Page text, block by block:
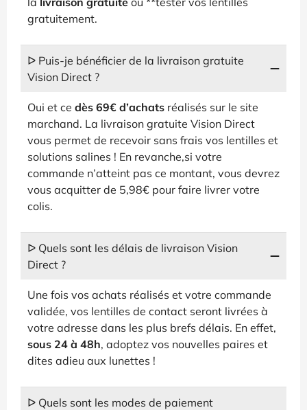
gratuitement.
ᐅ Puis-je bénéficier de la livraison gratuite
Vision Direct ?
Oui et ce dès 69€ d’achats réalisés sur le site
marchand. La livraison gratuite Vision Direct
vous permet de recevoir sans frais vos lentilles et
solutions salines ! En revanche,si votre
commande n’atteint pas ce montant, vous devrez
vous acquitter de 5,98€ pour faire livrer votre
colis.
ᐅ Quels sont les délais de livraison Vision
Direct ?
Une fois vos achats réalisés et votre commande
validée, vos lentilles de contact seront livrées à
votre adresse dans les plus brefs délais. En effet,
sous 24 à 48h, adoptez vos nouvelles paires et
dites adieu aux lunettes !
ᐅ Quels sont les modes de paiement